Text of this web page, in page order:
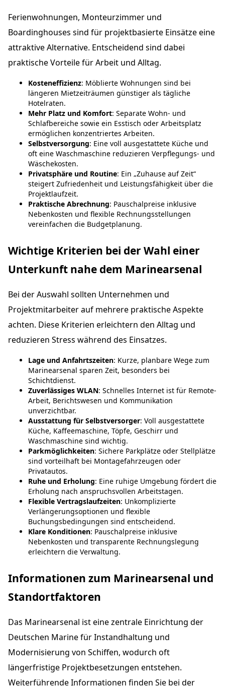
Ferienwohnungen, Monteurzimmer und
Boardinghouses sind für projektbasierte Einsätze eine
attraktive Alternative. Entscheidend sind dabei
praktische Vorteile für Arbeit und Alltag.
Kosteneffizienz: Möblierte Wohnungen sind bei
längeren Mietzeiträumen günstiger als tägliche
Hotelraten.
Mehr Platz und Komfort: Separate Wohn- und
Schlafbereiche sowie ein Esstisch oder Arbeitsplatz
ermöglichen konzentriertes Arbeiten.
Selbstversorgung: Eine voll ausgestattete Küche und
oft eine Waschmaschine reduzieren Verpflegungs- und
Wäschekosten.
Privatsphäre und Routine: Ein „Zuhause auf Zeit“
steigert Zufriedenheit und Leistungsfähigkeit über die
Projektlaufzeit.
Praktische Abrechnung: Pauschalpreise inklusive
Nebenkosten und flexible Rechnungsstellungen
vereinfachen die Budgetplanung.
Wichtige Kriterien bei der Wahl einer
Unterkunft nahe dem Marinearsenal
Bei der Auswahl sollten Unternehmen und
Projektmitarbeiter auf mehrere praktische Aspekte
achten. Diese Kriterien erleichtern den Alltag und
reduzieren Stress während des Einsatzes.
Lage und Anfahrtszeiten: Kurze, planbare Wege zum
Marinearsenal sparen Zeit, besonders bei
Schichtdienst.
Zuverlässiges WLAN: Schnelles Internet ist für Remote-
Arbeit, Berichtswesen und Kommunikation
unverzichtbar.
Ausstattung für Selbstversorger: Voll ausgestattete
Küche, Kaffeemaschine, Töpfe, Geschirr und
Waschmaschine sind wichtig.
Parkmöglichkeiten: Sichere Parkplätze oder Stellplätze
sind vorteilhaft bei Montagefahrzeugen oder
Privatautos.
Ruhe und Erholung: Eine ruhige Umgebung fördert die
Erholung nach anspruchsvollen Arbeitstagen.
Flexible Vertragslaufzeiten: Unkomplizierte
Verlängerungsoptionen und flexible
Buchungsbedingungen sind entscheidend.
Klare Konditionen: Pauschalpreise inklusive
Nebenkosten und transparente Rechnungslegung
erleichtern die Verwaltung.
Informationen zum Marinearsenal und
Standortfaktoren
Das Marinearsenal ist eine zentrale Einrichtung der
Deutschen Marine für Instandhaltung und
Modernisierung von Schiffen, wodurch oft
längerfristige Projektbesetzungen entstehen.
Weiterführende Informationen finden Sie bei der